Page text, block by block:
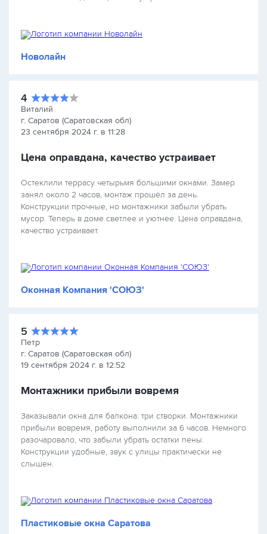
Новолайн
4
Виталий
г. Саратов (Саратовская обл)
23 сентября 2024 г. в 11:28
Цена оправдана, качество устраивает
Остеклили террасу четырьмя большими окнами. Замер
занял около 2 часов, монтаж прошёл за день.
Конструкции прочные, но монтажники забыли убрать
мусор. Теперь в доме светлее и уютнее. Цена оправдана,
качество устраивает.
Оконная Компания 'СОЮЗ'
5
Петр
г. Саратов (Саратовская обл)
19 сентября 2024 г. в 12:52
Монтажники прибыли вовремя
Заказывали окна для балкона: три створки. Монтажники
прибыли вовремя, работу выполнили за 6 часов. Немного
разочаровало, что забыли убрать остатки пены.
Конструкции удобные, звук с улицы практически не
слышен.
Пластиковые окна Саратова